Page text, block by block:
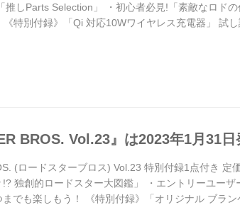
推しParts Selection」 ・初心者必見!「素敵なロド
特別付録》「Qi 対応10Wワイヤレス充電器」 試
切り口にワンランク上のロ...
BROS. Vol.23』は2023年1月31日
(ロードスターブロス) Vol.23 特別付録1点付き
独創的ロードスター大図鑑」 ・エントリーユー
でも楽しもう！ 《特別付録》「オリジナル ブラ